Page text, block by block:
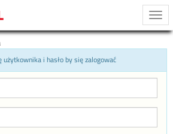
użytkownika i hasło by się zalogować